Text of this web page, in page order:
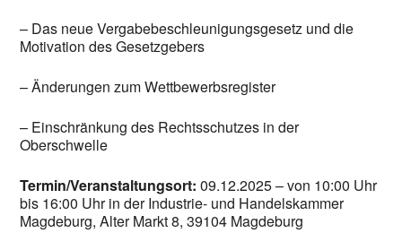
– Das neue Vergabebeschleunigungsgesetz und die
Motivation des Gesetzgebers
– Änderungen zum Wettbewerbsregister
– Einschränkung des Rechtsschutzes in der
Oberschwelle
Termin/Veranstaltungsort:09.12.2025 – von 10:00 Uhr
bis 16:00 Uhr in der Industrie- und Handelskammer
Magdeburg, Alter Markt 8, 39104 Magdeburg